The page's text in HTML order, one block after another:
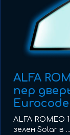
ALFA
пер
Eurocode
ALFA ROMEO
зелен Solar в ...